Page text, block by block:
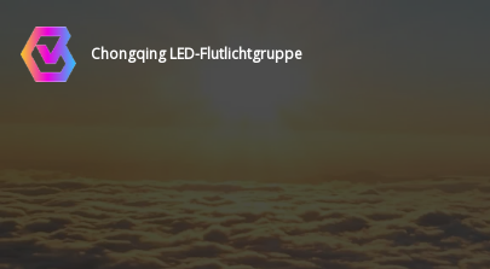
Chongqing LED-Flutlichtgruppe